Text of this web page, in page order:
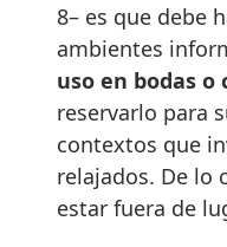
8– es que debe
ambientes
uso en bodas
reservarlo para
contextos que
relajados. De lo
estar fuera de